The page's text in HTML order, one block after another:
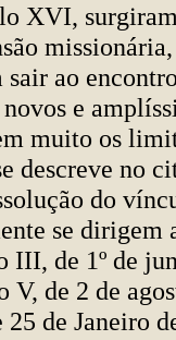
XVI,
ao
e
muito os
descreve no
do
se dirigem
III, de 1º de
V, de 2 de
de Janeiro